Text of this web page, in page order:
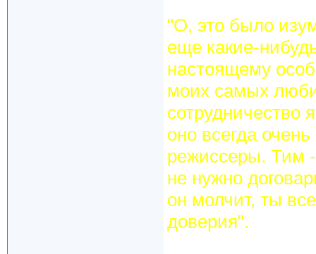
"О, это было
еще какие-
настоящему
моих самых
сотрудничество
оно всегда
режиссеры. Тим
не нужно
он молчит, ты
доверия".